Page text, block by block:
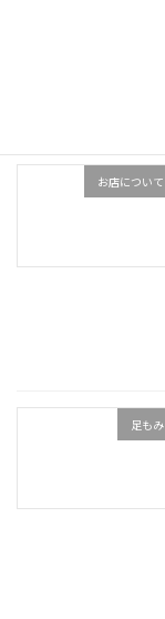
お店について
足もみ